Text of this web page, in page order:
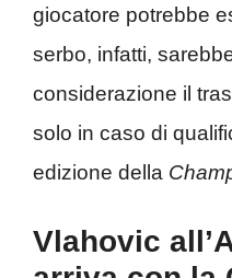
giocatore potrebbe
serbo, infatti,
considerazione il
solo in caso di
edizione della
Vlahovic